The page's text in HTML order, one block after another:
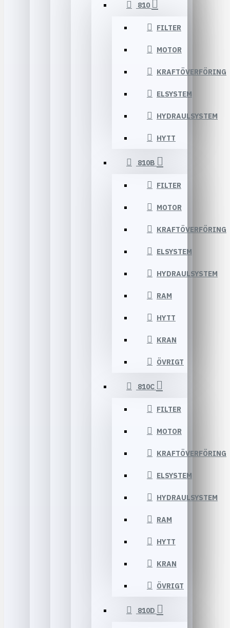
810
FILTER
MOTOR
KRAFTÖVERFÖRING
ELSYSTEM
HYDRAULSYSTEM
HYTT
810B
FILTER
MOTOR
KRAFTÖVERFÖRING
ELSYSTEM
HYDRAULSYSTEM
RAM
HYTT
KRAN
ÖVRIGT
810C
FILTER
MOTOR
KRAFTÖVERFÖRING
ELSYSTEM
HYDRAULSYSTEM
RAM
HYTT
KRAN
ÖVRIGT
810D